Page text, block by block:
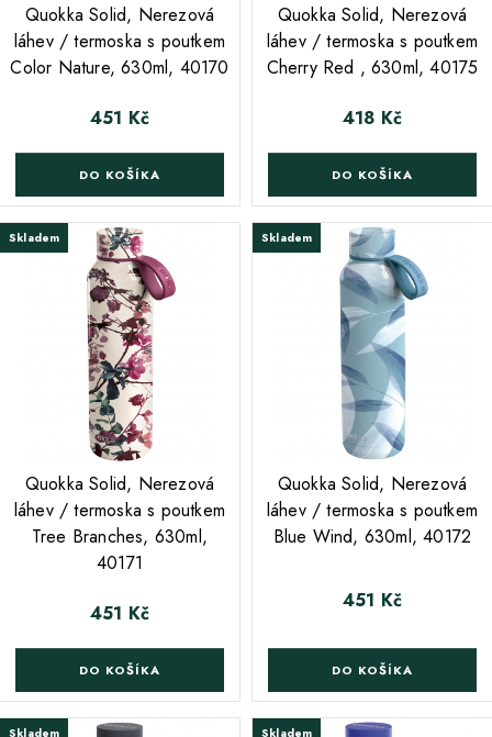
Quokka Solid, Nerezová
láhev / termoska s poutkem
Color Nature, 630ml, 40170
Cena
451 Kč
DO KOŠÍKA
Quokka Solid, Nerezová
láhev / termoska s poutkem
Cherry Red , 630ml, 40175
Cena
418 Kč
DO KOŠÍKA
Skladem
Quokka Solid, Nerezová
láhev / termoska s poutkem
Tree Branches, 630ml,
40171
Cena
451 Kč
DO KOŠÍKA
Skladem
Quokka Solid, Nerezová
láhev / termoska s poutkem
Blue Wind, 630ml, 40172
Cena
451 Kč
DO KOŠÍKA
Skladem Skladem